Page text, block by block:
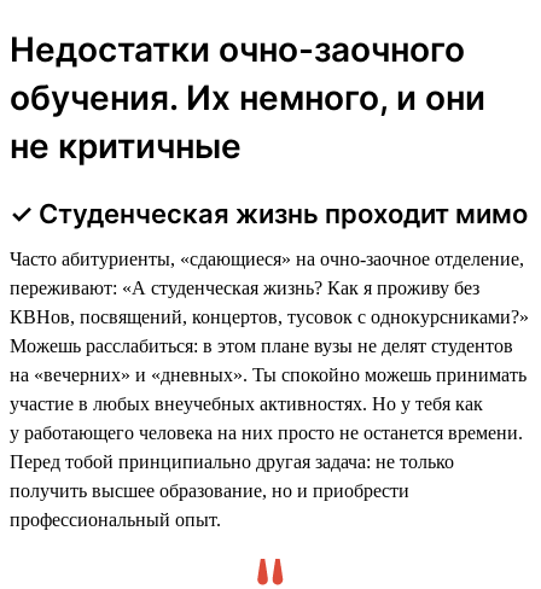
Недостатки очно-заочного
обучения. Их немного, и они
не критичные
✓ Студенческая жизнь проходит мимо
Часто абитуриенты, «сдающиеся» на очно-заочное отделение,
переживают: «А студенческая жизнь? Как я проживу без
КВНов, посвящений, концертов, тусовок с однокурсниками?»
Можешь расслабиться: в этом плане вузы не делят студентов
на «вечерних» и «дневных». Ты спокойно можешь принимать
участие в любых внеучебных активностях. Но у тебя как
у работающего человека на них просто не останется времени.
Перед тобой принципиально другая задача: не только
получить высшее образование, но и приобрести
профессиональный опыт.